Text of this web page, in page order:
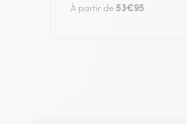
À partir de 53€95